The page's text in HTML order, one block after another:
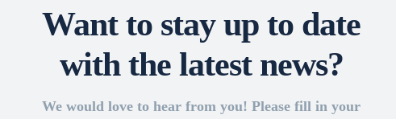
Want to stay up to date
with the latest news?
We would love to hear from you! Please fill in your